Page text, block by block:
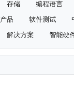
存储 编程语言
产品 软件测试
解决方案 智能硬